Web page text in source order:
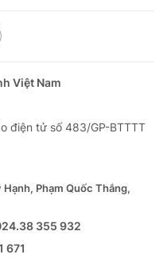
Việt Nam
điện tử số 483/GP-BTTTT
Phạm Quốc Thắng,
355 932
671